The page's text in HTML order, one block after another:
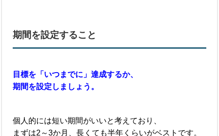
期間を設定すること
目標を「いつまでに」達成するか、
期間を設定しましょう。
個人的には短い期間がいいと考えており、
まずは2～3か月、長くても半年くらいがベストです。